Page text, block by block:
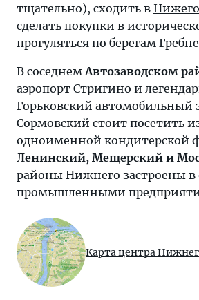
тщательно), сходить в
сделать покупки в
прогуляться по берегам
В соседнем Автозаводском
аэропорт Стригино и
Горьковский автомобильный
Сормовский стоит посетить
одноименной кондитерской
Ленинский, Мещерский и
районы Нижнего застроены
промышленными
Карта центра